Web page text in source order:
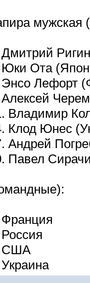
мужская
Дмитрий
Юки Ота
Энсо Лефорт
Владимир
Клод Юнес
Андрей
Павел
Франция
США